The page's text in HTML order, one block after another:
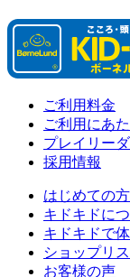
ご利用料金
ご利用にあ
プレイリー
採用情報
はじめての
キドキドに
キドキドで
ショップリス
お客様の声